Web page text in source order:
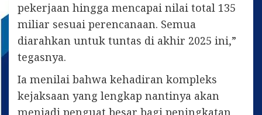
pekerjaan hingga mencapai nilai total 135
miliar sesuai perencanaan. Semua
diarahkan untuk tuntas di akhir 2025 ini,”
tegasnya.
Ia menilai bahwa kehadiran kompleks
kejaksaan yang lengkap nantinya akan